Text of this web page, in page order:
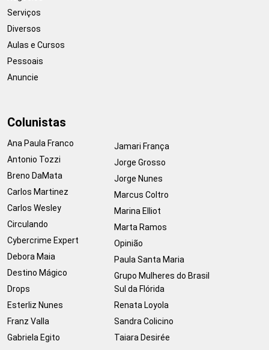
Serviços
Diversos
Aulas e Cursos
Pessoais
Anuncie
Colunistas
Ana Paula Franco
Antonio Tozzi
Breno DaMata
Carlos Martinez
Carlos Wesley
Circulando
Cybercrime Expert
Debora Maia
Destino Mágico
Drops
Esterliz Nunes
Franz Valla
Gabriela Egito
Jamari França
Jorge Grosso
Jorge Nunes
Marcus Coltro
Marina Elliot
Marta Ramos
Opinião
Paula Santa Maria
Grupo Mulheres do Brasil
Sul da Flórida
Renata Loyola
Sandra Colicino
Taiara Desirée